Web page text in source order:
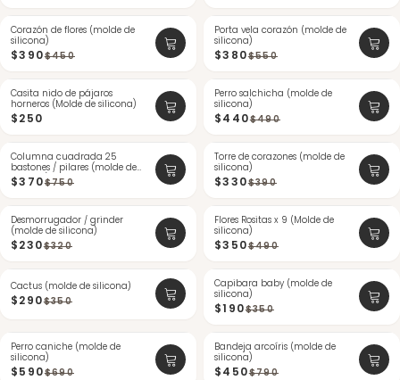
-13%
Corazón de flores (molde de
silicona)
$390$450
-30%
Porta vela corazón (molde de
silicona)
$380$550
ÚLTIMAS
Casita nido de pájaros
horneros (Molde de silicona)
$250
-10%
ÚLTIMAS
Perro salchicha (molde de
silicona)
$440$490
-50%
Columna cuadrada 25
bastones / pilares (molde de
silicona)
$370$750
-15%
Torre de corazones (molde de
silicona)
$330$390
-28%
Desmorrugador / grinder
(molde de silicona)
$230$320
-28%
ÚLTIMAS
Flores Rositas x 9 (Molde de
silicona)
$350$490
-17%
Cactus (molde de silicona)
$290$350
-45%
Capibara baby (molde de
silicona)
$190$350
-14%
Perro caniche (molde de
silicona)
$590$690
-43%
Bandeja arcoíris (molde de
silicona)
$450$790